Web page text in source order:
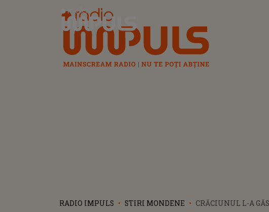
Radio Impuls
RADIO IMPULS STIRI MONDENE
CRĂCIUNUL L-A